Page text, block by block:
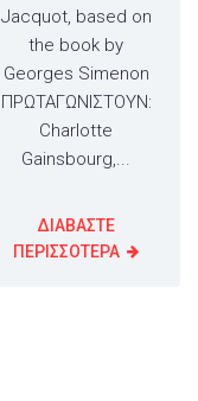
Jacquot, based on
the book by
Georges Simenon
ΠΡΩΤΑΓΩΝΙΣΤΟΥΝ:
Charlotte
Gainsbourg,...
ΔΙΑΒΑΣΤΕ
ΠΕΡΙΣΣΟΤΕΡΑ